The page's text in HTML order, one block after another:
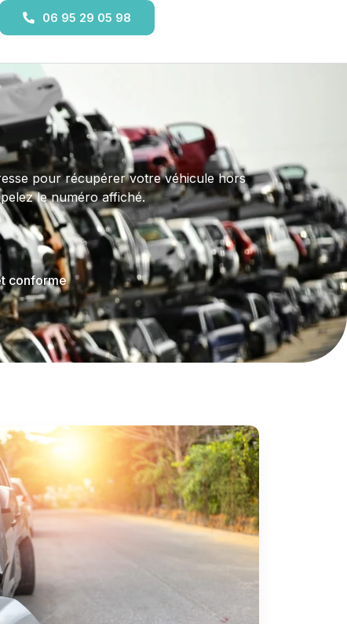
06 95 29 05 98
pour récupérer votre véhicule hors
le numéro affiché.
conforme